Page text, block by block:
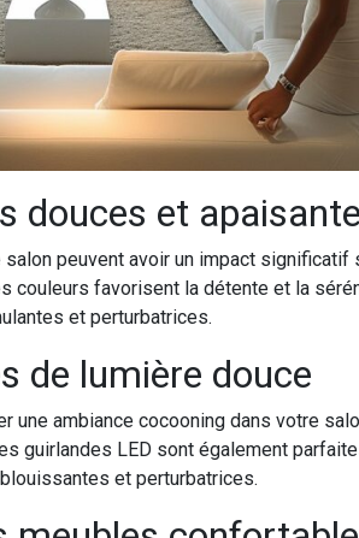
douces et
peuvent avoir un impact
couleurs favorisent la détente et la
et perturbatrices.
de lumière douce
une ambiance cocooning dans votre
guirlandes LED sont également
et perturbatrices.